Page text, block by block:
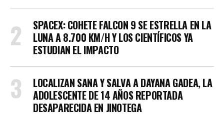
SPACEX: COHETE FALCON 9 SE ESTRELLA EN LA
LUNA A 8.700 KM/H Y LOS CIENTÍFICOS YA
ESTUDIAN EL IMPACTO
LOCALIZAN SANA Y SALVA A DAYANA GADEA, LA
ADOLESCENTE DE 14 AÑOS REPORTADA
DESAPARECIDA EN JINOTEGA